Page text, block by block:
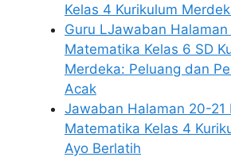
Kelas 4 Kurikulum
Guru LJawaban Halaman
Matematika Kelas 6 SD
Merdeka: Peluang dan
Acak
Jawaban Halaman 20-21
Matematika Kelas 4
Ayo Berlatih